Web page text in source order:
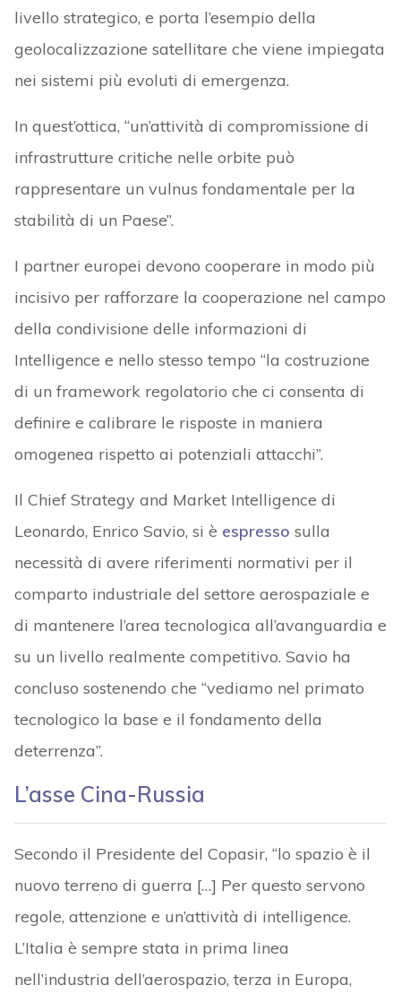
livello strategico, e porta l’esempio della
geolocalizzazione satellitare che viene impiegata
nei sistemi più evoluti di emergenza.
In quest’ottica, “un’attività di compromissione di
infrastrutture critiche nelle orbite può
rappresentare un vulnus fondamentale per la
stabilità di un Paese”.
I partner europei devono cooperare in modo più
incisivo per rafforzare la cooperazione nel campo
della condivisione delle informazioni di
Intelligence e nello stesso tempo “la costruzione
di un framework regolatorio che ci consenta di
definire e calibrare le risposte in maniera
omogenea rispetto ai potenziali attacchi”.
Il Chief Strategy and Market Intelligence di
Leonardo, Enrico Savio, si è espresso sulla
necessità di avere riferimenti normativi per il
comparto industriale del settore aerospaziale e
di mantenere l’area tecnologica all’avanguardia e
su un livello realmente competitivo. Savio ha
concluso sostenendo che “vediamo nel primato
tecnologico la base e il fondamento della
deterrenza”.
L’asse Cina-Russia
Secondo il Presidente del Copasir, “lo spazio è il
nuovo terreno di guerra […] Per questo servono
regole, attenzione e un’attività di intelligence.
L’Italia è sempre stata in prima linea
nell’industria dell’aerospazio, terza in Europa,